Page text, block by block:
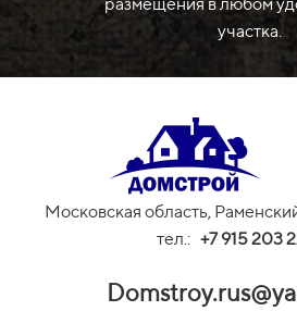
участка.
Московская область,
тел.: +7 915 203